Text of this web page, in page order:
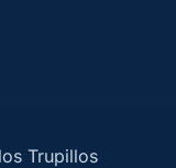
Trupillos